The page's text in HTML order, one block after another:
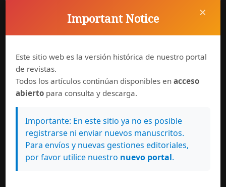
×
Important Notice
Este sitio web es la versión histórica de nuestro portal
de revistas.
Todos los artículos continúan disponibles enacceso
abierto para consulta y descarga.
Importante: En este sitio ya no es posible
registrarse ni enviar nuevos manuscritos.
Para envíos y nuevas gestiones editoriales,
por favor utilice nuestro nuevo portal.